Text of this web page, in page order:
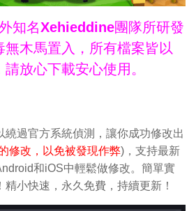
知名Xehieddine團隊所研發
木馬置入，所有檔案皆以
放心下載安心使用。
繞過官方系統偵測，讓你成功修改出
修改，以免被發現作弊)，支持最新
和iOS中輕鬆做修改。簡單實
精小快速，永久免費，持續更新！